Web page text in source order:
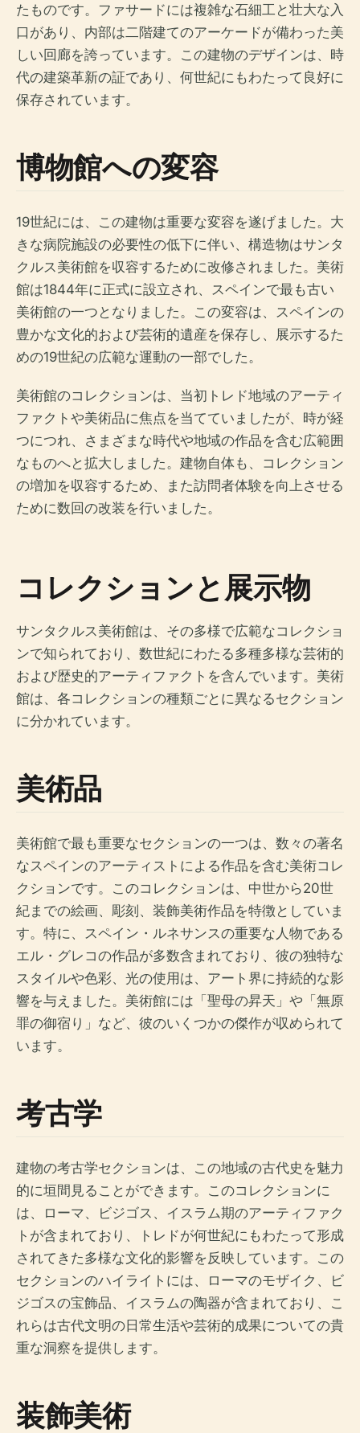
たものです。ファサードには複雑な石細工と壮大な入
口があり、内部は二階建てのアーケードが備わった美
しい回廊を誇っています。この建物のデザインは、時
代の建築革新の証であり、何世紀にもわたって良好に
保存されています。
博物館への変容
19世紀には、この建物は重要な変容を遂げました。大
きな病院施設の必要性の低下に伴い、構造物はサンタ
クルス美術館を収容するために改修されました。美術
館は1844年に正式に設立され、スペインで最も古い
美術館の一つとなりました。この変容は、スペインの
豊かな文化的および芸術的遺産を保存し、展示するた
めの19世紀の広範な運動の一部でした。
美術館のコレクションは、当初トレド地域のアーティ
ファクトや美術品に焦点を当てていましたが、時が経
つにつれ、さまざまな時代や地域の作品を含む広範囲
なものへと拡大しました。建物自体も、コレクション
の増加を収容するため、また訪問者体験を向上させる
ために数回の改装を行いました。
コレクションと展示物
サンタクルス美術館は、その多様で広範なコレクショ
ンで知られており、数世紀にわたる多種多様な芸術的
および歴史的アーティファクトを含んでいます。美術
館は、各コレクションの種類ごとに異なるセクション
に分かれています。
美術品
美術館で最も重要なセクションの一つは、数々の著名
なスペインのアーティストによる作品を含む美術コレ
クションです。このコレクションは、中世から20世
紀までの絵画、彫刻、装飾美術作品を特徴としていま
す。特に、スペイン・ルネサンスの重要な人物である
エル・グレコの作品が多数含まれており、彼の独特な
スタイルや色彩、光の使用は、アート界に持続的な影
響を与えました。美術館には「聖母の昇天」や「無原
罪の御宿り」など、彼のいくつかの傑作が収められて
います。
考古学
建物の考古学セクションは、この地域の古代史を魅力
的に垣間見ることができます。このコレクションに
は、ローマ、ビジゴス、イスラム期のアーティファク
トが含まれており、トレドが何世紀にもわたって形成
されてきた多様な文化的影響を反映しています。この
セクションのハイライトには、ローマのモザイク、ビ
ジゴスの宝飾品、イスラムの陶器が含まれており、こ
れらは古代文明の日常生活や芸術的成果についての貴
重な洞察を提供します。
装飾美術